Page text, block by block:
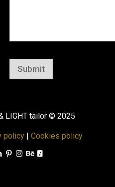
Submit
LIGHT tailor © 2025
policy| Cookies policy